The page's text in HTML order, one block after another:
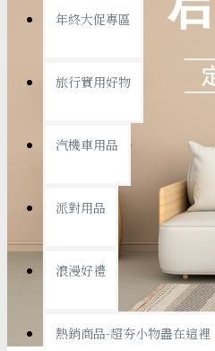
查看更多
置物架/收納櫃
銅板精選
年終大促專區
旅行實用好物
汽機車用品
派對用品
浪漫好禮
熱銷商品-超夯小物盡在這裡